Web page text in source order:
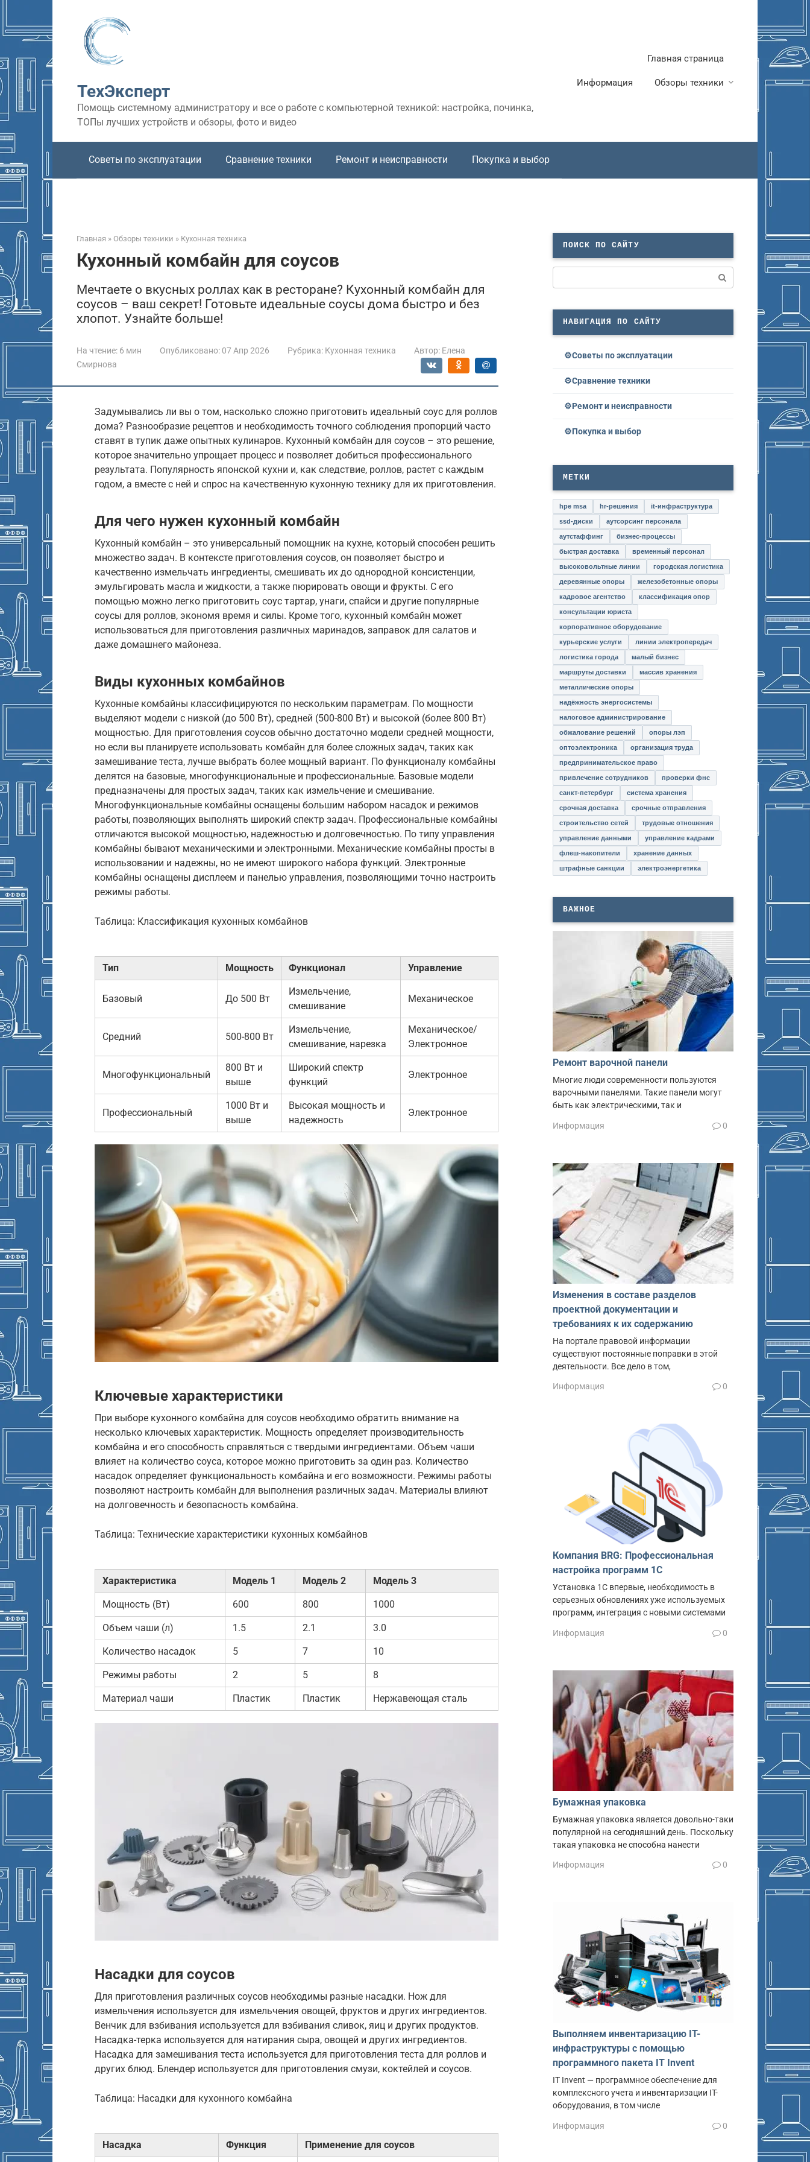
контенту
ТехЭксперт
Помощь системному администратору и все о работе с компьютерной техникой: настройка, починка,
ТОПы лучших устройств и обзоры, фото и видео
Главная страница
Информация Обзоры техники
Советы по эксплуатации Сравнение техники Ремонт и неисправности Покупка и выбор
Главная » Обзоры техники » Кухонная техника
Кухонный комбайн для соусов
Мечтаете о вкусных роллах как в ресторане? Кухонный комбайн для
соусов – ваш секрет! Готовьте идеальные соусы дома быстро и без
хлопот. Узнайте больше!
На чтение: 6 мин Опубликовано: 07 Апр 2026 Рубрика: Кухонная техника Автор: Елена
Смирнова
Задумывались ли вы о том, насколько сложно приготовить идеальный соус для роллов
дома? Разнообразие рецептов и необходимость точного соблюдения пропорций часто
ставят в тупик даже опытных кулинаров. Кухонный комбайн для соусов – это решение,
которое значительно упрощает процесс и позволяет добиться профессионального
результата. Популярность японской кухни и, как следствие, роллов, растет с каждым
годом, а вместе с ней и спрос на качественную кухонную технику для их приготовления.
Для чего нужен кухонный комбайн
Кухонный комбайн – это универсальный помощник на кухне, который способен решить
множество задач. В контексте приготовления соусов, он позволяет быстро и
качественно измельчать ингредиенты, смешивать их до однородной консистенции,
эмульгировать масла и жидкости, а также пюрировать овощи и фрукты. С его
помощью можно легко приготовить соус тартар, унаги, спайси и другие популярные
соусы для роллов, экономя время и силы. Кроме того, кухонный комбайн может
использоваться для приготовления различных маринадов, заправок для салатов и
даже домашнего майонеза.
Виды кухонных комбайнов
Кухонные комбайны классифицируются по нескольким параметрам. По мощности
выделяют модели с низкой (до 500 Вт), средней (500-800 Вт) и высокой (более 800 Вт)
мощностью. Для приготовления соусов обычно достаточно модели средней мощности,
но если вы планируете использовать комбайн для более сложных задач, таких как
замешивание теста, лучше выбрать более мощный вариант. По функционалу комбайны
делятся на базовые, многофункциональные и профессиональные. Базовые модели
предназначены для простых задач, таких как измельчение и смешивание.
Многофункциональные комбайны оснащены большим набором насадок и режимов
работы, позволяющих выполнять широкий спектр задач. Профессиональные комбайны
отличаются высокой мощностью, надежностью и долговечностью. По типу управления
комбайны бывают механическими и электронными. Механические комбайны просты в
использовании и надежны, но не имеют широкого набора функций. Электронные
комбайны оснащены дисплеем и панелью управления, позволяющими точно настроить
режимы работы.
Таблица: Классификация кухонных комбайнов
Тип Мощность Функционал Управление
Базовый До 500 Вт
Измельчение,
смешивание
Механическое
Средний 500-800 Вт
Измельчение,
смешивание, нарезка
Механическое/
Электронное
Многофункциональный
800 Вт и
выше
Широкий спектр
функций
Электронное
Профессиональный
1000 Вт и
выше
Высокая мощность и
надежность
Электронное
Ключевые характеристики
При выборе кухонного комбайна для соусов необходимо обратить внимание на
несколько ключевых характеристик. Мощность определяет производительность
комбайна и его способность справляться с твердыми ингредиентами. Объем чаши
влияет на количество соуса, которое можно приготовить за один раз. Количество
насадок определяет функциональность комбайна и его возможности. Режимы работы
позволяют настроить комбайн для выполнения различных задач. Материалы влияют
на долговечность и безопасность комбайна.
Таблица: Технические характеристики кухонных комбайнов
Характеристика Модель 1 Модель 2 Модель 3
Мощность (Вт) 600 800 1000
Объем чаши (л) 1.5 2.1 3.0
Количество насадок 5 7 10
Режимы работы 2 5 8
Материал чаши Пластик Пластик Нержавеющая сталь
Насадки для соусов
Для приготовления различных соусов необходимы разные насадки. Нож для
измельчения используется для измельчения овощей, фруктов и других ингредиентов.
Венчик для взбивания используется для взбивания сливок, яиц и других продуктов.
Насадка-терка используется для натирания сыра, овощей и других ингредиентов.
Насадка для замешивания теста используется для приготовления теста для роллов и
других блюд. Блендер используется для приготовления смузи, коктейлей и соусов.
Таблица: Насадки для кухонного комбайна
Насадка Функция Применение для соусов
ПОИСК ПО САЙТУ
НАВИГАЦИЯ ПО САЙТУ
Советы по эксплуатации
Сравнение техники
Ремонт и неисправности
Покупка и выбор
МЕТКИ
hpe msa hr-решения it-инфраструктура
ssd-диски аутсорсинг персонала
аутстаффинг бизнес-процессы
быстрая доставка временный персонал
высоковольтные линии городская логистика
деревянные опоры железобетонные опоры
кадровое агентство классификация опор
консультации юриста
корпоративное оборудование
курьерские услуги линии электропередач
логистика города малый бизнес
маршруты доставки массив хранения
металлические опоры
надёжность энергосистемы
налоговое администрирование
обжалование решений опоры лэп
оптоэлектроника организация труда
предпринимательское право
привлечение сотрудников проверки фнс
санкт-петербург система хранения
срочная доставка срочные отправления
строительство сетей трудовые отношения
управление данными управление кадрами
флеш-накопители хранение данных
штрафные санкции электроэнергетика
ВАЖНОЕ
Ремонт варочной панели
Многие люди современности пользуются
варочными панелями. Такие панели могут
быть как электрическими, так и
Информация 0
Изменения в составе разделов
проектной документации и
требованиях к их содержанию
На портале правовой информации
существуют постоянные поправки в этой
деятельности. Все дело в том,
Информация 0
Компания BRG: Профессиональная
настройка программ 1С
Установка 1С впервые, необходимость в
серьезных обновлениях уже используемых
программ, интеграция с новыми системами
Информация 0
Бумажная упаковка
Бумажная упаковка является довольно-таки
популярной на сегодняшний день. Поскольку
такая упаковка не способна нанести
Информация 0
Выполняем инвентаризацию IT-
инфраструктуры с помощью
программного пакета IT Invent
IT Invent — программное обеспечение для
комплексного учета и инвентаризации IT-
оборудования, в том числе
Информация 0